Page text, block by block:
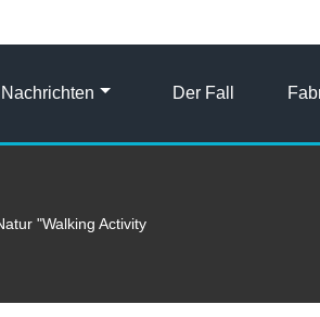
Nachrichten Der Fall
"Walking Activity